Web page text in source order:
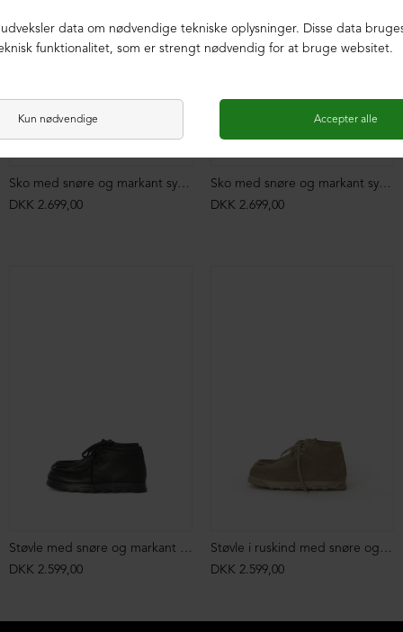
Sko med snøre og markant syning
DKK 2.699,00
Sko med snøre og markant syning
DKK 2.699,00
Støvle med snøre og markant syning
DKK 2.599,00
Støvle i ruskind med snøre og markant syning
DKK 2.599,00